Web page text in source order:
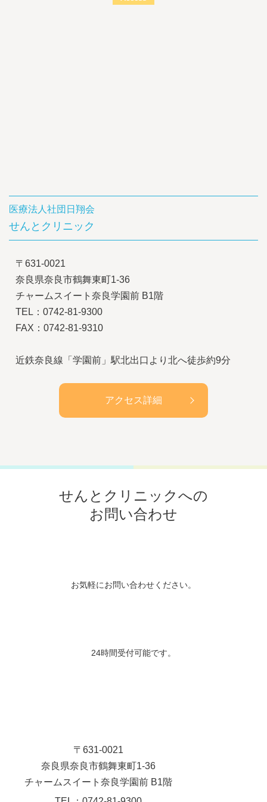
医療法人社団日翔会
せんとクリニック
〒631-0021
奈良県奈良市鶴舞東町1-36
チャームスイート奈良学園前 B1階
TEL：0742-81-9300
FAX：0742-81-9310
近鉄奈良線「学園前」駅北出口より北へ徒歩約9分
アクセス詳細
せんとクリニックへの
お問い合わせ
お気軽にお問い合わせください。
24時間受付可能です。
〒631-0021
奈良県奈良市鶴舞東町1-36
チャームスイート奈良学園前 B1階